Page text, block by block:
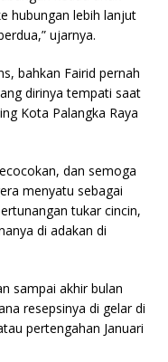
hubungan lebih lanjut
ujarnya.
bahkan Fairid pernah
dirinya tempati saat
Kota Palangka Raya
dan semoga
menyatu sebagai
tukar cincin,
di adakan di
sampai akhir bulan
resepsinya di gelar di
pertengahan Januari